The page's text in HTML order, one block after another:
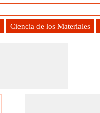
Ciencia de los Materiales